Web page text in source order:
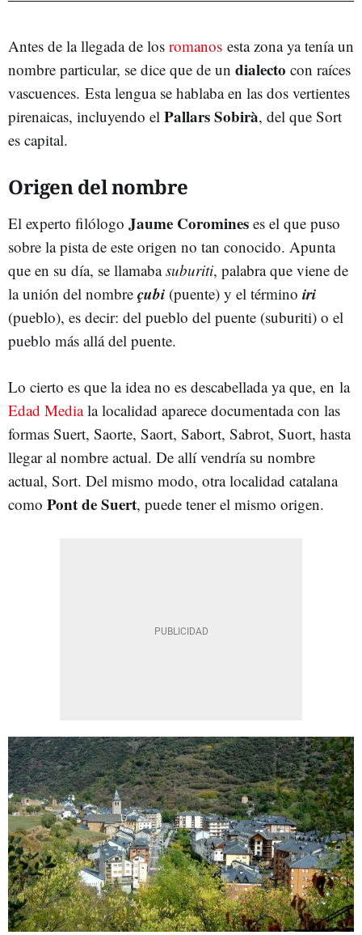
Antes de la llegada de los romanos esta zona ya tenía un
nombre particular, se dice que de un dialecto con raíces
vascuences. Esta lengua se hablaba en las dos vertientes
pirenaicas, incluyendo el Pallars Sobirà, del que Sort
es capital.
Origen del nombre
El experto filólogo Jaume Coromines es el que puso
sobre la pista de este origen no tan conocido. Apunta
que en su día, se llamabasuburiti, palabra que viene de
la unión del nombre çubi (puente) y el término iri
(pueblo), es decir: del pueblo del puente (suburiti) o el
pueblo más allá del puente.
Lo cierto es que la idea no es descabellada ya que, en la
Edad Mediala localidad aparece documentada con las
formas Suert, Saorte, Saort, Sabort, Sabrot, Suort, hasta
llegar al nombre actual. De allí vendría su nombre
actual, Sort. Del mismo modo, otra localidad catalana
como Pont de Suert, puede tener el mismo origen.